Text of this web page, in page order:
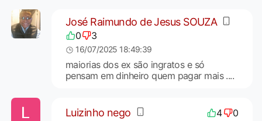
José Raimundo de Jesus SOUZA
0 3
16/07/2025 18:49:39
maiorias dos ex são ingratos e só
pensam em dinheiro quem pagar mais ....
Luizinho nego 4 0